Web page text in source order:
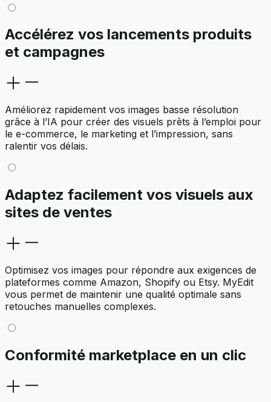
Accélérez vos lancements produits
et campagnes
Améliorez rapidement vos images basse résolution
grâce à l’IA pour créer des visuels prêts à l’emploi pour
le e-commerce, le marketing et l’impression, sans
ralentir vos délais.
Adaptez facilement vos visuels aux
sites de ventes
Optimisez vos images pour répondre aux exigences de
plateformes comme Amazon, Shopify ou Etsy. MyEdit
vous permet de maintenir une qualité optimale sans
retouches manuelles complexes.
Conformité marketplace en un clic